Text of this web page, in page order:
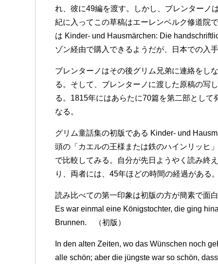
れ、彼に49編を渡す。しかし、ブレンターノ
紀に入ってこの草稿はエーレンベルク修道院
は Kinder- und Hausmärchen: Die
ゾン経由で購入できるようだが、日本での入
ブレンターノはその後グリム兄弟に連絡をし
る。そして、ブレンターノに渡した原稿の写
る。1815年にはあらたに70篇を第二部とし
なる。
グリム童話集の初版である Kinder- und
頭の「カエルの王様または鉄のハインリッヒ
で比較してみる。自分が先日ようやく読み終
り、両者には、45年ほどの時間の経過がある
読み比べての第一印象は初版の方が簡素で面
Es war einmal eine Königstochter, die ging
Brunnen. （初版）
In den alten Zeiten, wo das Wünschen noch
alle schön; aber die jüngste war so schön,